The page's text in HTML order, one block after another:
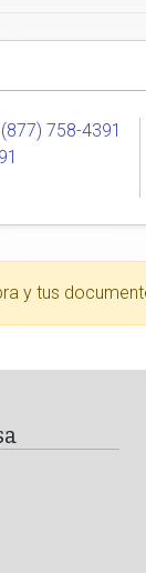
758-4391
y tus